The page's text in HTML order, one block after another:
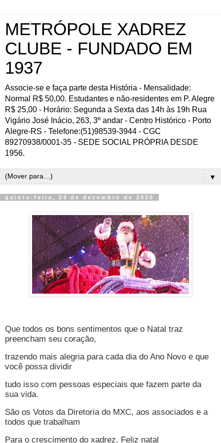
METRÓPOLE XADREZ
CLUBE - FUNDADO EM
1937
Associe-se e faça parte desta História - Mensalidade:
Normal R$ 50,00. Estudantes e não-residentes em P. Alegre
R$ 25,00 - Horário: Segunda a Sexta das 14h às 19h Rua
Vigário José Inácio, 263, 3º andar - Centro Histórico - Porto
Alegre-RS - Telefone:(51)98539-3944 - CGC
89270938/0001-35 - SEDE SOCIAL PRÓPRIA DESDE
1956.
▼
quinta-feira, 24 de dezembro de 2020
Que todos os bons sentimentos que o Natal traz
preencham seu coração,
trazendo mais alegria para cada dia do Ano Novo e que
você possa dividir
tudo isso com pessoas especiais que fazem parte da
sua vida.
São os Votos da Diretoria do MXC, aos associados e a
todos que trabalham
Para o crescimento do xadrez. Feliz natal